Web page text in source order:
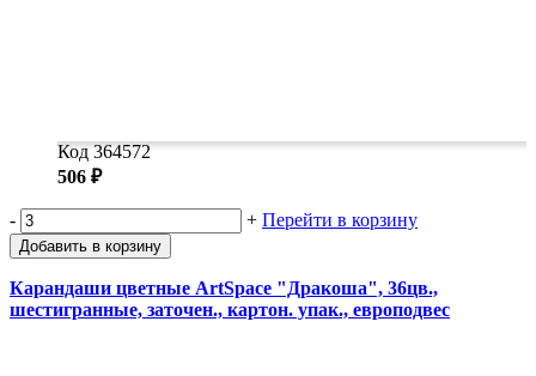
Код 364572
506 ₽
- + Перейти в корзину
Добавить в корзину
Карандаши цветные ArtSpace "Дракоша", 36цв.,
шестигранные, заточен., картон. упак., европодвес